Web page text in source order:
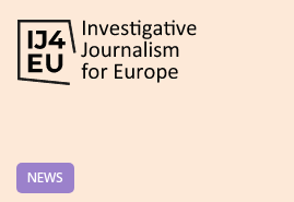
NEWS